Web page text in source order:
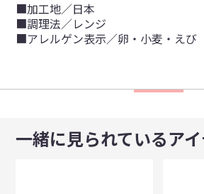
■加工地／日本
■調理法／レンジ
■アレルゲン表示／卵・小麦・えび
一緒に見られているア